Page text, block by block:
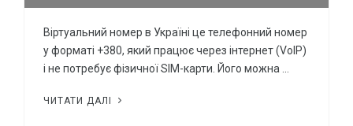
Віртуальний номер в Україні це телефонний номер
у форматі +380, який працює через інтернет (VoIP)
і не потребує фізичної SIM-карти. Його можна …
ЧИТАТИ ДАЛІ